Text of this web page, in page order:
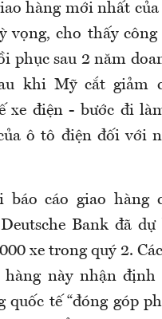
hàng mới nhất
vọng, cho thấy
phục sau 2 năm
khi Mỹ cắt giảm
xe điện - bước đi
ô tô điện đối với
báo cáo giao hàng
Bank đã dự
xe trong quý 2.
hàng này nhận định
quốc tế “đóng góp